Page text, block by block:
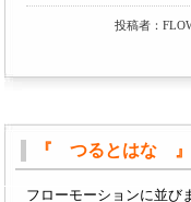
投稿者：
『 つるとはな 』
フローモーションに並び